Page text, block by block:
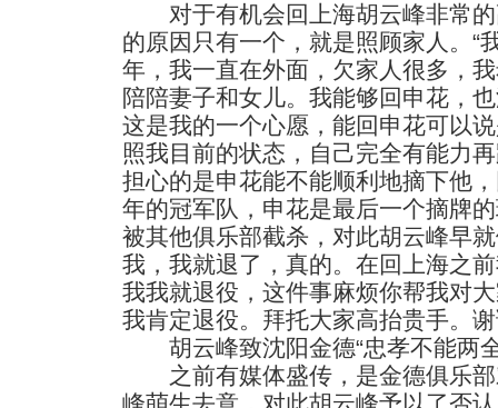
对于有机会回上海胡云峰非常的
的原因只有一个，就是照顾家人。“
年，我一直在外面，欠家人很多，
陪陪妻子和女儿。我能够回申花，
这是我的一个心愿，能回申花可以
照我目前的状态，自己完全有能力
担心的是申花能不能顺利地摘下他
年的冠军队，申花是最后一个摘牌
被其他俱乐部截杀，对此胡云峰早
我，我就退了，真的。在回上海之
我我就退役，这件事麻烦你帮我对
我肯定退役。拜托大家高抬贵手。谢
胡云峰致沈阳金德“忠孝不能两
之前有媒体盛传，是金德俱乐部